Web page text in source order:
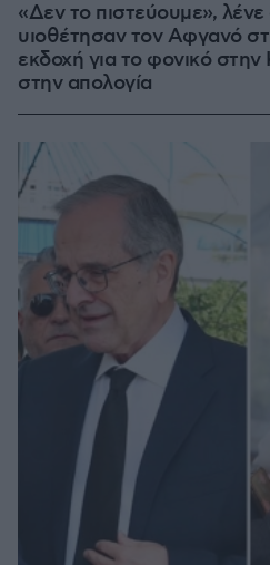
«Δεν το πιστεύουμε», λένε
υιοθέτησαν τον Αφγανό
εκδοχή για το φονικό
στην απολογία